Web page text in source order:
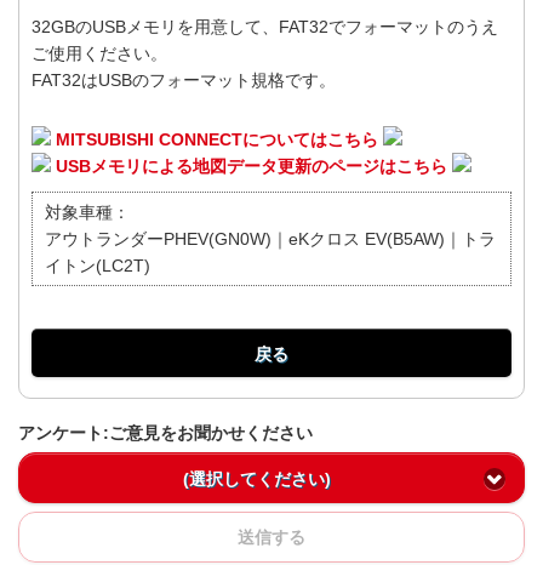
32GBのUSBメモリを用意して、FAT32でフォーマットのうえ
ご使用ください。
FAT32はUSBのフォーマット規格です。
MITSUBISHI CONNECTについてはこちら
USBメモリによる地図データ更新のページはこちら
対象車種：
アウトランダーPHEV(GN0W)｜eKクロス EV(B5AW)｜トラ
イトン(LC2T)
戻る
アンケート:ご意見をお聞かせください
(選択してください)
送信する